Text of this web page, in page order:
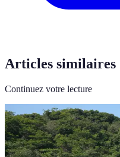
Articles similaires
Continuez votre lecture